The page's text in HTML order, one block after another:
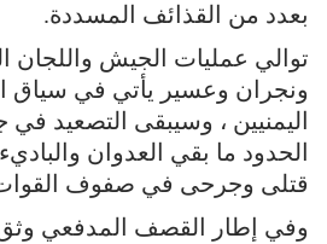
بعدد من القذائف المسددة.
توالي عمليات الجيش واللجان
ونجران وعسير يأتي في سياق
اليمنيين ، وسيبقى التصعيد في
الحدود ما بقي العدوان
قتلى وجرحى في صفوف
وفي إطار القصف المدفعي وثق